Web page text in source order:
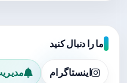
ما را دنبال کنید
اینستاگرام